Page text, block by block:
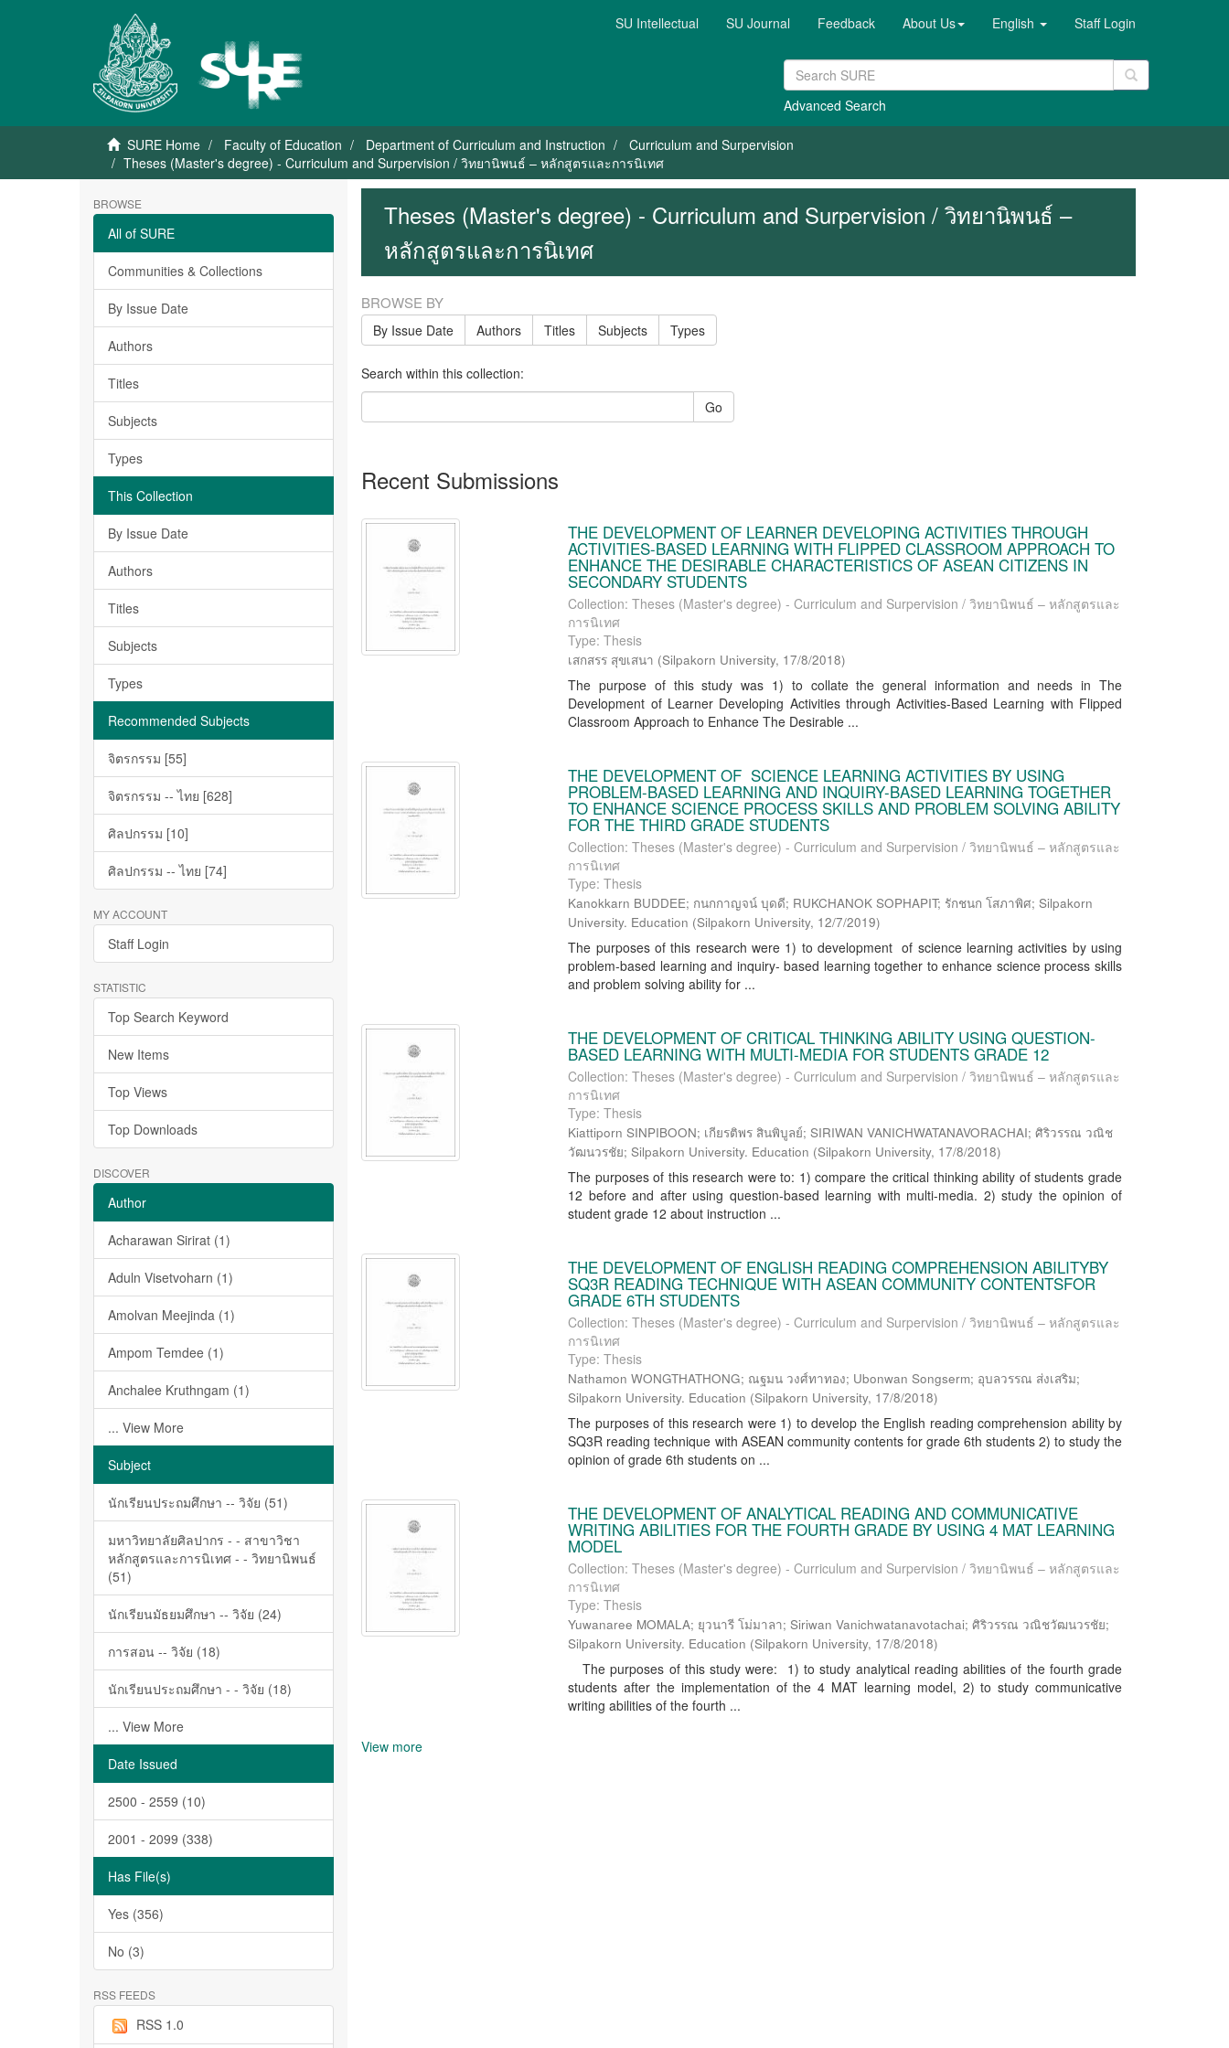
SU Intellectual SU Journal Feedback About Us English Staff Login
Advanced Search
SURE Home Faculty of Education Department of Curriculum and Instruction
Curriculum and Surpervision
Theses (Master's degree) - Curriculum and Surpervision / วิทยานิพนธ์ – หลักสูตรและการนิเทศ
BROWSE
All of SURE
Communities & Collections
By Issue Date
Authors
Titles
Subjects
Types
This Collection
By Issue Date
Authors
Titles
Subjects
Types
Recommended Subjects
จิตรกรรม [55]
จิตรกรรม -- ไทย [628]
ศิลปกรรม [10]
ศิลปกรรม -- ไทย [74]
MY ACCOUNT
Staff Login
STATISTIC
Top Search Keyword
New Items
Top Views
Top Downloads
DISCOVER
Author
Acharawan Sirirat (1)
Aduln Visetvoharn (1)
Amolvan Meejinda (1)
Ampom Temdee (1)
Anchalee Kruthngam (1)
... View More
Subject
นักเรียนประถมศึกษา -- วิจัย (51)
มหาวิทยาลัยศิลปากร - - สาขาวิชา
หลักสูตรและการนิเทศ - - วิทยานิพนธ์
(51)
นักเรียนมัธยมศึกษา -- วิจัย (24)
การสอน -- วิจัย (18)
นักเรียนประถมศึกษา - - วิจัย (18)
... View More
Date Issued
2500 - 2559 (10)
2001 - 2099 (338)
Has File(s)
Yes (356)
No (3)
RSS FEEDS
RSS 1.0
Theses (Master's degree) - Curriculum and Surpervision / วิทยานิพนธ์ –
หลักสูตรและการนิเทศ
BROWSE BY
By Issue Date Authors Titles Subjects Types
Search within this collection:
Go
Recent Submissions
THE DEVELOPMENT OF LEARNER DEVELOPING ACTIVITIES THROUGH
ACTIVITIES-BASED LEARNING WITH FLIPPED CLASSROOM APPROACH TO
ENHANCE THE DESIRABLE CHARACTERISTICS OF ASEAN CITIZENS IN
SECONDARY STUDENTS
Collection: Theses (Master's degree) - Curriculum and Surpervision / วิทยานิพนธ์ – หลักสูตรและ
การนิเทศ
Type: Thesis
เสกสรร สุขเสนา (Silpakorn University, 17/8/2018)
The purpose of this study was 1) to collate the general information and needs in The
Development of Learner Developing Activities through Activities-Based Learning with Flipped
Classroom Approach to Enhance The Desirable ...
THE DEVELOPMENT OF SCIENCE LEARNING ACTIVITIES BY USING
PROBLEM-BASED LEARNING AND INQUIRY-BASED LEARNING TOGETHER
TO ENHANCE SCIENCE PROCESS SKILLS AND PROBLEM SOLVING ABILITY
FOR THE THIRD GRADE STUDENTS
Collection: Theses (Master's degree) - Curriculum and Surpervision / วิทยานิพนธ์ – หลักสูตรและ
การนิเทศ
Type: Thesis
Kanokkarn BUDDEE; กนกกาญจน์ บุดดี; RUKCHANOK SOPHAPIT; รักชนก โสภาพิศ; Silpakorn
University. Education (Silpakorn University, 12/7/2019)
The purposes of this research were 1) to development of science learning activities by using
problem-based learning and inquiry- based learning together to enhance science process skills
and problem solving ability for ...
THE DEVELOPMENT OF CRITICAL THINKING ABILITY USING QUESTION-
BASED LEARNING WITH MULTI-MEDIA FOR STUDENTS GRADE 12
Collection: Theses (Master's degree) - Curriculum and Surpervision / วิทยานิพนธ์ – หลักสูตรและ
การนิเทศ
Type: Thesis
Kiattiporn SINPIBOON; เกียรติพร สินพิบูลย์; SIRIWAN VANICHWATANAVORACHAI; ศิริวรรณ วณิช
วัฒนวรชัย; Silpakorn University. Education (Silpakorn University, 17/8/2018)
The purposes of this research were to: 1) compare the critical thinking ability of students grade
12 before and after using question-based learning with multi-media. 2) study the opinion of
student grade 12 about instruction ...
THE DEVELOPMENT OF ENGLISH READING COMPREHENSION ABILITYBY
SQ3R READING TECHNIQUE WITH ASEAN COMMUNITY CONTENTSFOR
GRADE 6TH STUDENTS
Collection: Theses (Master's degree) - Curriculum and Surpervision / วิทยานิพนธ์ – หลักสูตรและ
การนิเทศ
Type: Thesis
Nathamon WONGTHATHONG; ณฐมน วงศ์ทาทอง; Ubonwan Songserm; อุบลวรรณ ส่งเสริม;
Silpakorn University. Education (Silpakorn University, 17/8/2018)
The purposes of this research were 1) to develop the English reading comprehension ability by
SQ3R reading technique with ASEAN community contents for grade 6th students 2) to study the
opinion of grade 6th students on ...
THE DEVELOPMENT OF ANALYTICAL READING AND COMMUNICATIVE
WRITING ABILITIES FOR THE FOURTH GRADE BY USING 4 MAT LEARNING
MODEL
Collection: Theses (Master's degree) - Curriculum and Surpervision / วิทยานิพนธ์ – หลักสูตรและ
การนิเทศ
Type: Thesis
Yuwanaree MOMALA; ยุวนารี โม่มาลา; Siriwan Vanichwatanavotachai; ศิริวรรณ วณิชวัฒนวรชัย;
Silpakorn University. Education (Silpakorn University, 17/8/2018)
The purposes of this study were: 1) to study analytical reading abilities of the fourth grade
students after the implementation of the 4 MAT learning model, 2) to study communicative
writing abilities of the fourth ...
View more